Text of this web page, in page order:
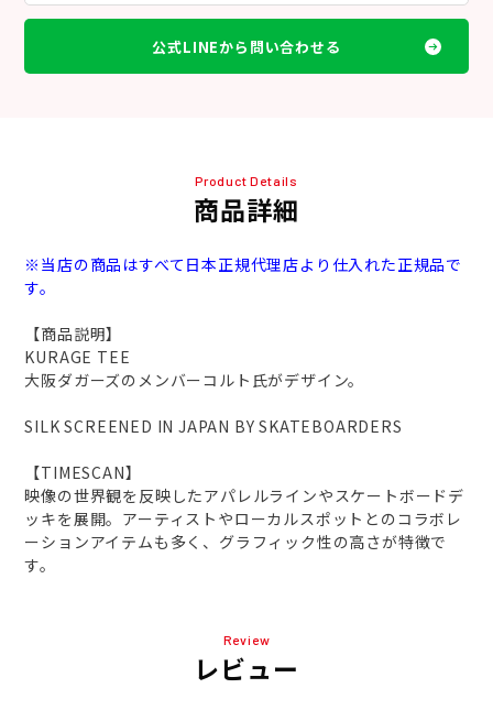
公式LINEから問い合わせる
Product Details
商品詳細
※当店の商品はすべて日本正規代理店より仕入れた正規品で
す。
【商品説明】
KURAGE TEE
大阪ダガーズのメンバーコルト氏がデザイン。
SILK SCREENED IN JAPAN BY SKATEBOARDERS
【TIMESCAN】
映像の世界観を反映したアパレルラインやスケートボードデ
ッキを展開。アーティストやローカルスポットとのコラボレ
ーションアイテムも多く、グラフィック性の高さが特徴で
す。
Review
レビュー